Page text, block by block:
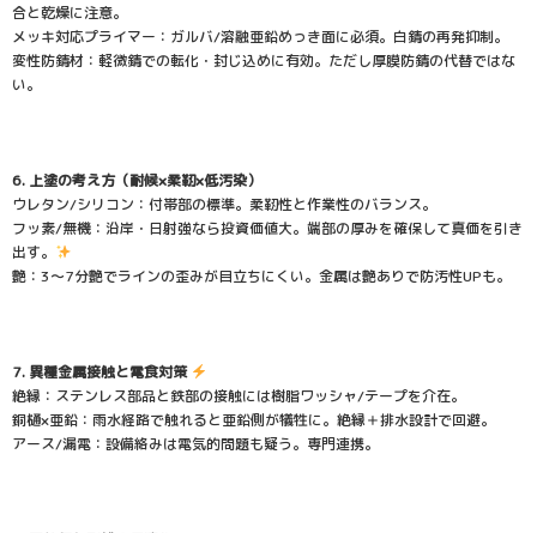
合と乾燥に注意。
メッキ対応プライマー：ガルバ/溶融亜鉛めっき面に必須。白錆の再発抑制。
変性防錆材：軽微錆での転化・封じ込めに有効。ただし厚膜防錆の代替ではな
い。
6. 上塗の考え方（耐候×柔靭×低汚染）
ウレタン/シリコン：付帯部の標準。柔靭性と作業性のバランス。
フッ素/無機：沿岸・日射強なら投資価値大。端部の厚みを確保して真価を引き
出す。
艶：3〜7分艶でラインの歪みが目立ちにくい。金属は艶ありで防汚性UPも。
7. 異種金属接触と電食対策
絶縁：ステンレス部品と鉄部の接触には樹脂ワッシャ/テープを介在。
銅樋×亜鉛：雨水経路で触れると亜鉛側が犠牲に。絶縁＋排水設計で回避。
アース/漏電：設備絡みは電気的問題も疑う。専門連携。